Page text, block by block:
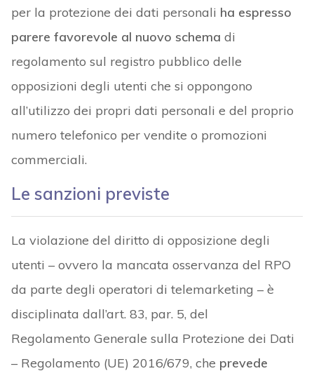
per la protezione dei dati personali ha espresso
parere favorevole al nuovo schema di
regolamento sul registro pubblico delle
opposizioni degli utenti che si oppongono
all’utilizzo dei propri dati personali e del proprio
numero telefonico per vendite o promozioni
commerciali.
Le sanzioni previste
La violazione del diritto di opposizione degli
utenti – ovvero la mancata osservanza del RPO
da parte degli operatori di telemarketing – è
disciplinata dall’art. 83, par. 5, del
Regolamento Generale sulla Protezione dei Dati
– Regolamento (UE) 2016/679, che prevede